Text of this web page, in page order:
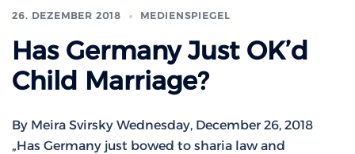
26. DEZEMBER 2018 MEDIENSPIEGEL
Has Germany Just OK’d
Child Marriage?
By Meira Svirsky Wednesday, December 26, 2018
„Has Germany just bowed to sharia law and